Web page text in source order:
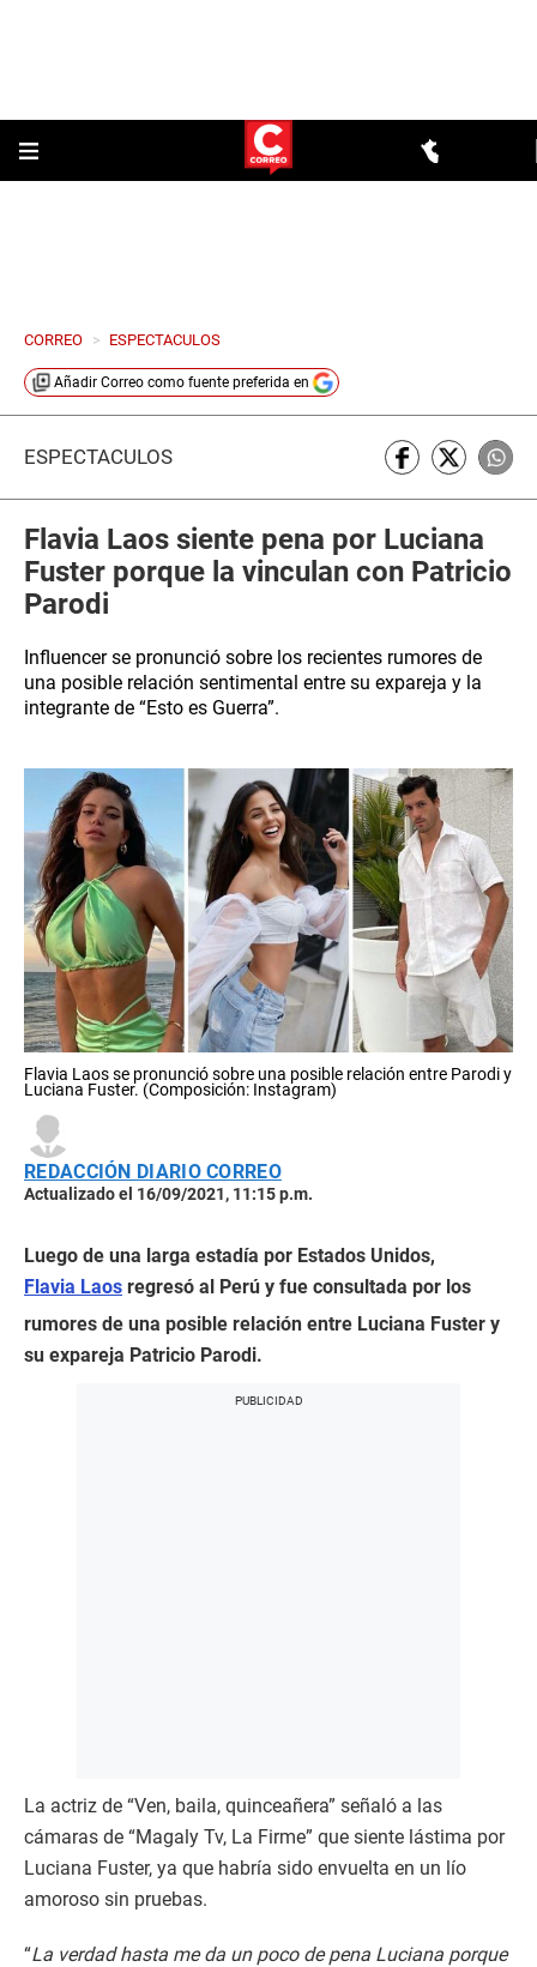
CORREO > ESPECTACULOS
Añadir Correo como fuente preferida en
ESPECTÁCULOS
Flavia Laos siente pena por Luciana
Fuster porque la vinculan con Patricio
Parodi
Influencer se pronunció sobre los recientes rumores de
una posible relación sentimental entre su expareja y la
integrante de “Esto es Guerra”.
Flavia Laos se pronunció sobre una posible relación entre Parodi y
Luciana Fuster. (Composición: Instagram)
REDACCIÓN DIARIO CORREO
Actualizado el 16/09/2021, 11:15 p.m.
Luego de una larga estadía por Estados Unidos,
Flavia Laos regresó al Perú y fue consultada por los
rumores de una posible relación entre Luciana Fuster y
su expareja Patricio Parodi.
La actriz de “Ven, baila, quinceañera” señaló a las
cámaras de “Magaly Tv, La Firme” que siente lástima por
Luciana Fuster, ya que habría sido envuelta en un lío
amoroso sin pruebas.
“La verdad hasta me da un poco de pena Luciana porque